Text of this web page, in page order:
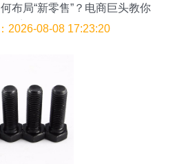
布局“新零售”？电商巨头教你
做 商品现货销售
2026-08-08 17:23:20